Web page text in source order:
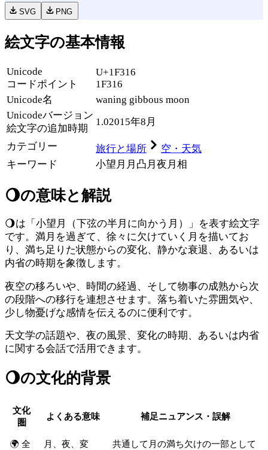
SVG PNG
絵文字の基本情報
Unicode
コードポイント
U+1F316
1F316
Unicode名
waning gibbous moon
Unicodeバージョン
絵文字の追加時期
1.02015年8月
カテゴリー 旅行と場所
空・天気
キーワード
小望月 月 凸月 夜 月相
🌖の意味と解説
🌖は「小望月（下弦の半月に向かう月）」を表す絵文字
です。満月を過ぎて、徐々に欠けていく月を描いてお
り、満ち足りた状態からの変化、静かな衰退、あるいは
内省の時期を象徴します。
夜空の移ろいや、時間の経過、そして物事の成熟から次
の段階への移行を連想させます。落ち着いた雰囲気や、
少し物憂げな感情を伝えるのに便利です。
天文学の話題や、夜の風景、変化の時期、あるいは内省
に関する会話で活用できます。
🌖の文化的背景
文化
圏
よくある意味 補足ニュアンス・誤解
🌍 全
月、夜、変
共通して月の満ち欠けの一部として